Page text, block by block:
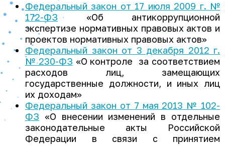
Федеральный закон от 17 июля 2009 г. №
172-ФЗ «Об антикоррупционной
экспертизе нормативных правовых актов и
проектов нормативных правовых актов»
Федеральный закон от 3 декабря 2012 г.
№ 230-ФЗ «О контроле за соответствием
расходов лиц, замещающих
государственные должности, и иных лиц
их доходам»
Федеральный закон от 7 мая 2013 № 102-
ФЗ «О внесении изменений в отдельные
законодательные акты Российской
Федерации в связи с принятием